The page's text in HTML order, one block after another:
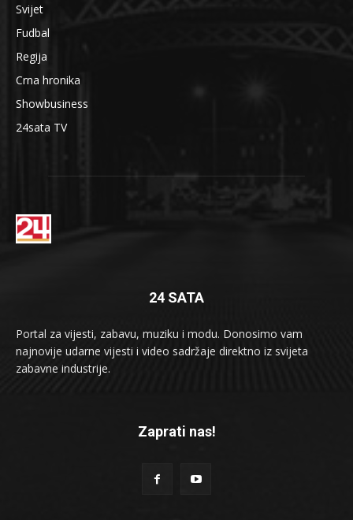
Svijet
Fudbal
Regija
Crna hronika
Showbusiness
24sata TV
24 SATA
Portal za vijesti, zabavu, muziku i modu. Donosimo vam
najnovije udarne vijesti i video sadržaje direktno iz svijeta
zabavne industrije.
Zaprati nas!